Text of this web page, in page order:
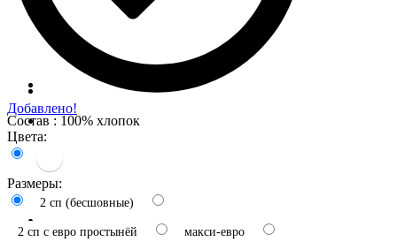
Добавлено!
Состав : 100% хлопок
Цвета:
Размеры:
2 сп (бесшовные)
2 сп с евро простынёй макси-евро